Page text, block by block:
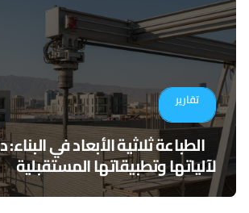
تقارير
الطباعة ثلاثية الأبعاد في
لآلياتها وتطبيقاتها المستقبلية